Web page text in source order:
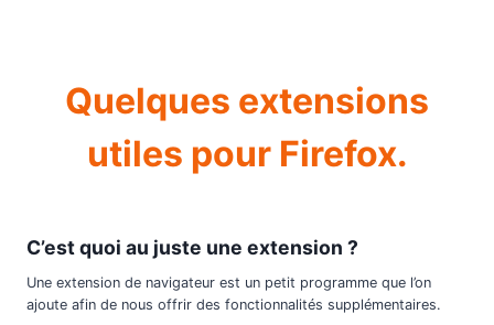
Quelques extensions
utiles pour Firefox.
C’est quoi au juste une extension ?
Une extension de navigateur est un petit programme que l’on
ajoute afin de nous offrir des fonctionnalités supplémentaires.